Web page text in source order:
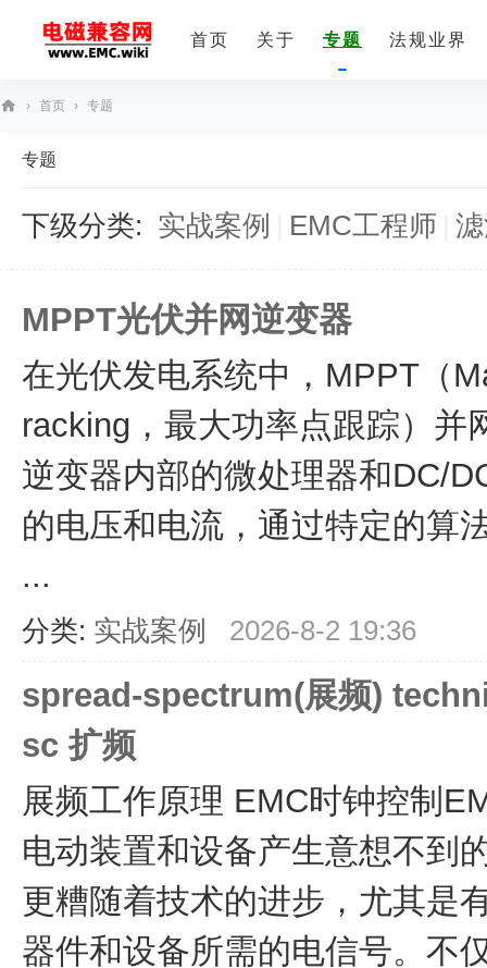
首页 关于 专题 法规业界
› 首页 › 专题
专题
下级分类: 实战案例 EMC工程师
MPPT光伏并网逆变器
在光伏发电系统中，MPPT（
racking，最大功率点跟踪）并
逆变器内部的微处理器和DC/
的电压和电流，通过特定的算
...
分类: 实战案例 2026-8-2 19:36
spread-spectrum(展频)
sc 扩频
展频工作原理 EMC时钟控制
电动装置和设备产生意想不到
更糟随着技术的进步，尤其是
器件和设备所需的电信号。不